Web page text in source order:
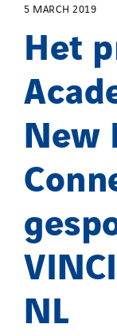
5 MARCH 2019
Het
New
NL
SITES PAYS
Austria
Belgium
Brasil
Czech
Danemark
Indonesia
Italy
Morocco
Netherlands
Nordic